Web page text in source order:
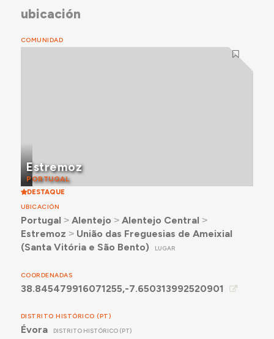
ubicación
COMUNIDAD
Estremoz
PORTUGAL
DESTAQUE
UBICACIÓN
Portugal ˃ Alentejo ˃ Alentejo Central ˃
Estremoz ˃ União das Freguesias de Ameixial
(Santa Vitória e São Bento)
LUGAR
COORDENADAS
38.845479916071255,-7.650313992520901
DISTRITO HISTÓRICO (PT)
Évora DISTRITO HISTÓRICO (PT)